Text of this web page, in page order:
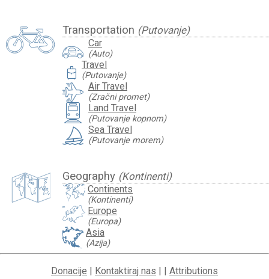
Transportation (Putovanje)
Car
(Auto)
travel_luggage_and_bags Travel
(Putovanje)
Air Travel
(Zračni promet)
Land Travel
(Putovanje kopnom)
Sea Travel
(Putovanje morem)
Geography (Kontinenti)
Continents
(Kontinenti)
Europe
(Europa)
Asia
(Azija)
Donacije | Kontaktiraj nas | | Attributions